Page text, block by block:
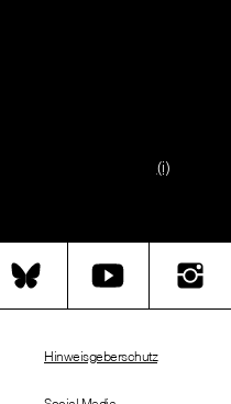
(i)
Hinweisgeberschutz